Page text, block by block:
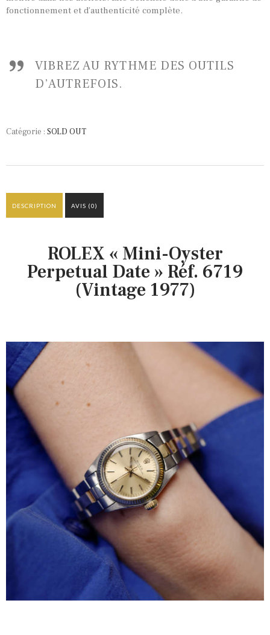
fonctionnement et d’authenticité complète.
VIBREZ AU RYTHME DES OUTILS
D’AUTREFOIS.
Catégorie : SOLD OUT
DESCRIPTION AVIS (0)
ROLEX « Mini-Oyster
Perpetual Date » Réf. 6719
(Vintage 1977)